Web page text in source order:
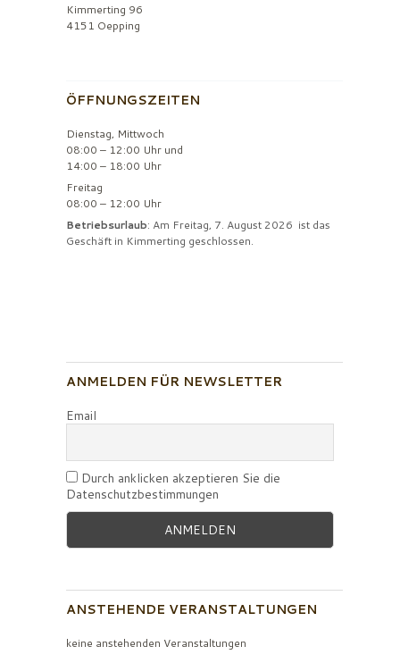
Kimmerting 96
4151 Oepping
ÖFFNUNGSZEITEN
Dienstag, Mittwoch
08:00 – 12:00 Uhr und
14:00 – 18:00 Uhr
Freitag
08:00 – 12:00 Uhr
Betriebsurlaub: Am Freitag, 7. August 2026 ist das
Geschäft in Kimmerting geschlossen.
ANMELDEN FÜR NEWSLETTER
Email
Durch anklicken akzeptieren Sie die
Datenschutzbestimmungen
ANSTEHENDE VERANSTALTUNGEN
keine anstehenden Veranstaltungen